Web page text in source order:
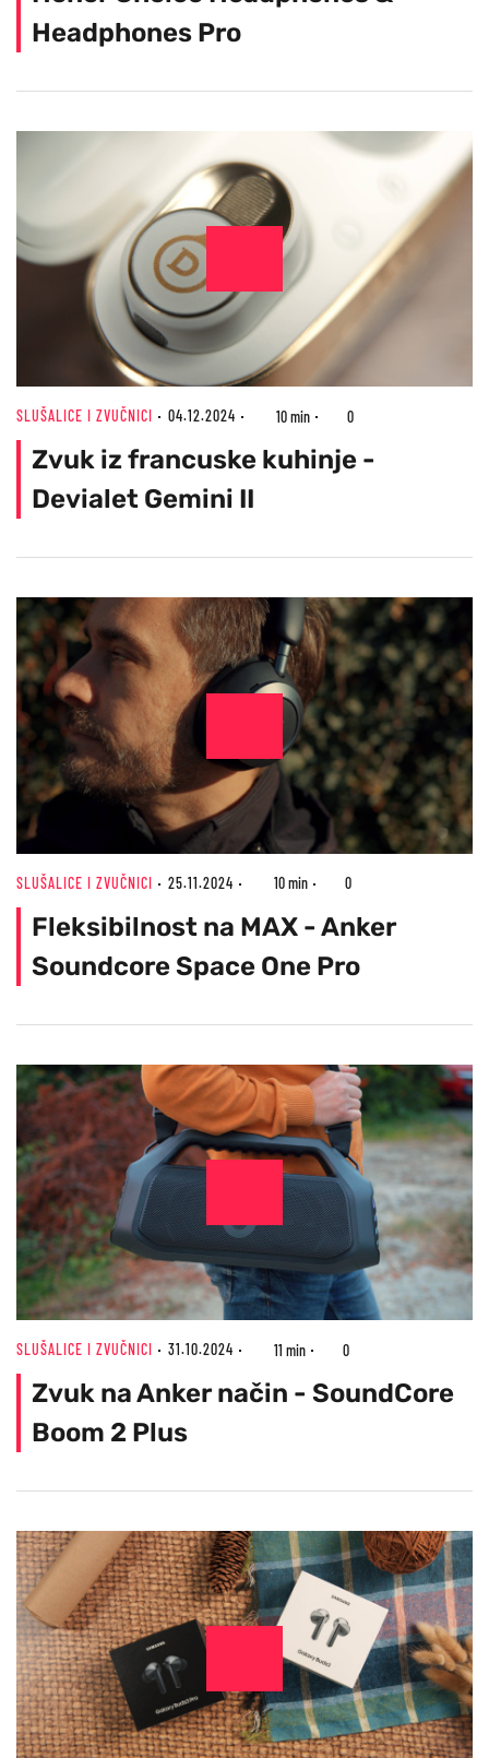
Headphones Pro
SLUŠALICE I ZVUČNICI 04.12.2024 10 min 0
Zvuk iz francuske kuhinje -
Devialet Gemini II
SLUŠALICE I ZVUČNICI 25.11.2024 10 min 0
Fleksibilnost na MAX - Anker
Soundcore Space One Pro
SLUŠALICE I ZVUČNICI 31.10.2024 11 min 0
Zvuk na Anker način - SoundCore
Boom 2 Plus